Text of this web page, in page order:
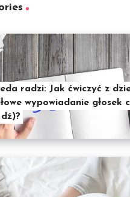
radzi: Jak ćwiczyć z
wypowiadanie głosek
dź)?